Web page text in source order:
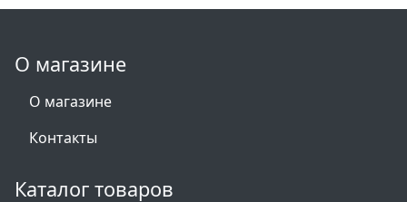
О магазине
О магазине
Контакты
Каталог товаров